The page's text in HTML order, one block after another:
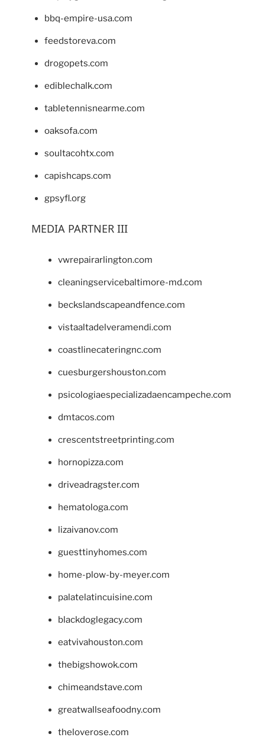
bbq-empire-usa.com
feedstoreva.com
drogopets.com
ediblechalk.com
tabletennisnearme.com
oaksofa.com
soultacohtx.com
capishcaps.com
gpsyfl.org
MEDIA PARTNER III
vwrepairarlington.com
cleaningservicebaltimore-md.com
beckslandscapeandfence.com
vistaaltadelveramendi.com
coastlinecateringnc.com
cuesburgershouston.com
psicologiaespecializadaencampeche.com
dmtacos.com
crescentstreetprinting.com
hornopizza.com
driveadragster.com
hematologa.com
lizaivanov.com
guesttinyhomes.com
home-plow-by-meyer.com
palatelatincuisine.com
blackdoglegacy.com
eatvivahouston.com
thebigshowok.com
chimeandstave.com
greatwallseafoodny.com
theloverose.com